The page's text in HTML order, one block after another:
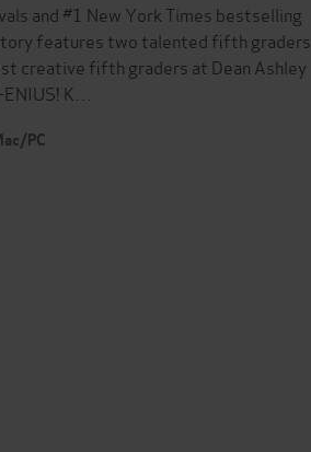
and #1 New York Times bestselling
features two talented fifth graders
creative fifth graders at Dean Ashley
K…
PC